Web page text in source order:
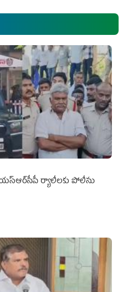
ర్యాలీలకు పోలీసు